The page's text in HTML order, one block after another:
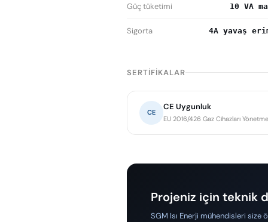
Güç tüketimi 10 VA
Sigorta 4A yavaş
SERTIFIKALAR
CE
CE Uygunluk
EU 2016/426 Gaz Cihazları
Projeniz için teknik
SGM Isı Enerji mühendisleri size